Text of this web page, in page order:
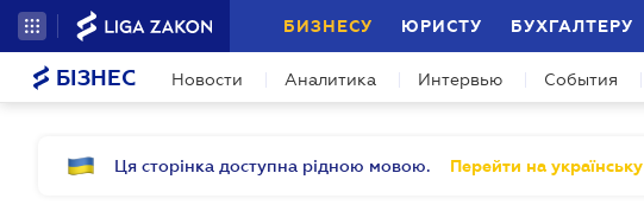
БИЗНЕСУ ЮРИСТУ БУХГАЛТЕРУ
БІЗНЕС Новости Аналитика Интервью События
Ця сторінка доступна рідною мовою. Перейти на українську